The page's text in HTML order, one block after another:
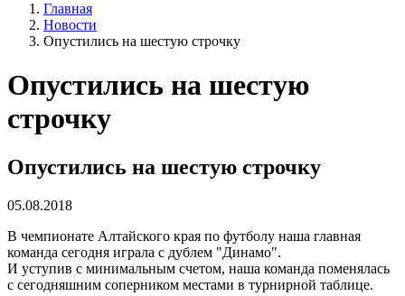
Главная
Новости
Опустились на шестую строчку
Опустились на шестую
строчку
Опустились на шестую строчку
05.08.2018
В чемпионате Алтайского края по футболу наша главная
команда сегодня играла с дублем "Динамо".
И уступив с минимальным счетом, наша команда поменялась
с сегодняшним соперником местами в турнирной таблице.